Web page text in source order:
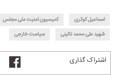
اسماعیل کوثری کمیسیون امنیت ملی مجلس
شهید علی محمد نائینی
سیاست خارجی
اشتراک گذاری